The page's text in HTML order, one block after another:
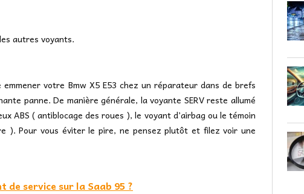
autres voyants.
votre Bmw X5 E53 chez un réparateur dans de brefs
panne. De manière générale, la voyante SERV reste allumé
ABS ( antiblocage des roues ), le voyant d’airbag ou le témoin
). Pour vous éviter le pire, ne pensez plutôt et filez voir une
de service sur la Saab 95 ?